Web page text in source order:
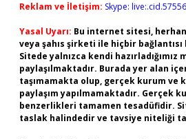
Reklam ve İletişim: Skype:
Yasal Uyarı: Bu internet sitesi,
veya şahıs şirketi ile hiçbir
Sitede yalnızca kendi hazırladığımız
paylaşılmaktadır. Burada yer alan
taşımamakta olup, gerçek kurum ve
paylaşım yapılmamaktadır. Gerçek
benzerlikleri tamamen tesadüfidir.
taslak halindedir ve tavsiye niteliği